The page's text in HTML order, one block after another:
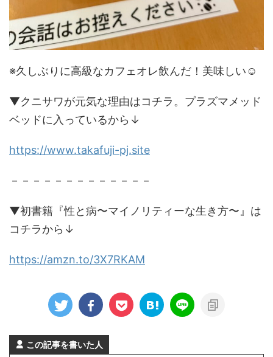
※久しぶりに高級なカフェオレ飲んだ！美味しい☺️
▼クニサワが元気な理由はコチラ。プラズマメッド
ベッドに入っているから↓
https://www.takafuji-pj.site
－－－－－－－－－－－－－
▼初書籍『性と病〜マイノリティーな生き方〜』は
コチラから↓
https://amzn.to/3X7RKAM
この記事を書いた人